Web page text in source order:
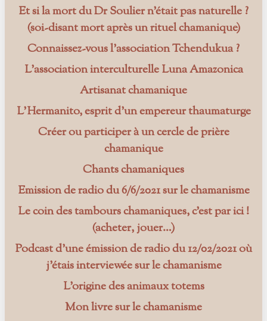
Et si la mort du Dr Soulier n’était pas naturelle ?
(soi-disant mort après un rituel chamanique)
Connaissez-vous l’association Tchendukua ?
L’association interculturelle Luna Amazonica
Artisanat chamanique
L’Hermanito, esprit d’un empereur thaumaturge
Créer ou participer à un cercle de prière
chamanique
Chants chamaniques
Emission de radio du 6/6/2021 sur le chamanisme
Le coin des tambours chamaniques, c’est par ici !
(acheter, jouer…)
Podcast d’une émission de radio du 12/02/2021 où
j’étais interviewée sur le chamanisme
L’origine des animaux totems
Mon livre sur le chamanisme